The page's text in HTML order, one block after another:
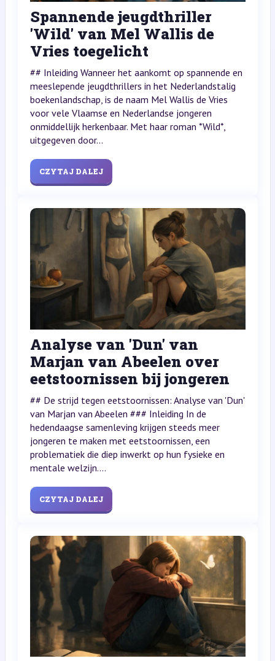
Spannende jeugdthriller
'Wild' van Mel Wallis de
Vries toegelicht
## Inleiding Wanneer het aankomt op spannende en
meeslepende jeugdthrillers in het Nederlandstalig
boekenlandschap, is de naam Mel Wallis de Vries
voor vele Vlaamse en Nederlandse jongeren
onmiddellijk herkenbaar. Met haar roman *Wild*,
uitgegeven door...
CZYTAJ DALEJ
Analyse van 'Dun' van
Marjan van Abeelen over
eetstoornissen bij jongeren
## De strijd tegen eetstoornissen: Analyse van 'Dun'
van Marjan van Abeelen ### Inleiding In de
hedendaagse samenleving krijgen steeds meer
jongeren te maken met eetstoornissen, een
problematiek die diep inwerkt op hun fysieke en
mentale welzijn....
CZYTAJ DALEJ